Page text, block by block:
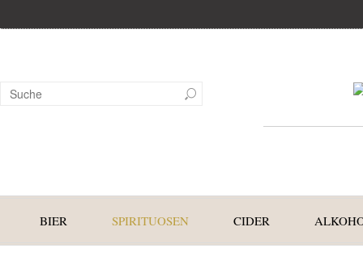
BIER SPIRITUOSEN CIDER